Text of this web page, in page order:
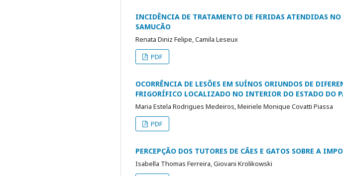
INCIDÊNCIA DE TRATAMENTO DE FERIDAS ATENDIDAS
SAMUCÃO
Renata Diniz Felipe, Camila Leseux
PDF
OCORRÊNCIA DE LESÕES EM SUÍNOS ORIUNDOS DE
FRIGORÍFICO LOCALIZADO NO INTERIOR DO ESTADO DO
Maria Estela Rodrigues Medeiros, Meiriele Monique Covatti Piassa
PDF
PERCEPÇÃO DOS TUTORES DE CÃES E GATOS SOBRE A
Isabella Thomas Ferreira, Giovani Krolikowski